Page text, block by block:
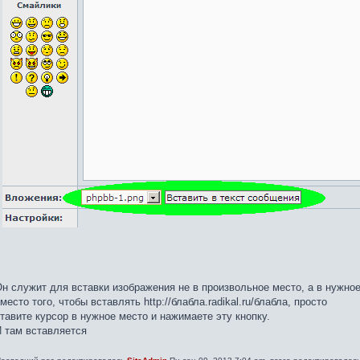
служит для вставки изображения не в произвольное место, а в
того, чтобы вставлять http://блабла.radikal.ru/блабла, просто
курсор в нужное место и нажимаете эту кнопку.
там вставляется